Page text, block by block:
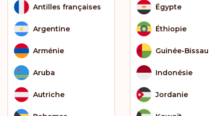
Antilles françaises
Argentine
Arménie
Aruba
Autriche
Égypte
Éthiopie
Guinée-Bissau
Indonésie
Jordanie